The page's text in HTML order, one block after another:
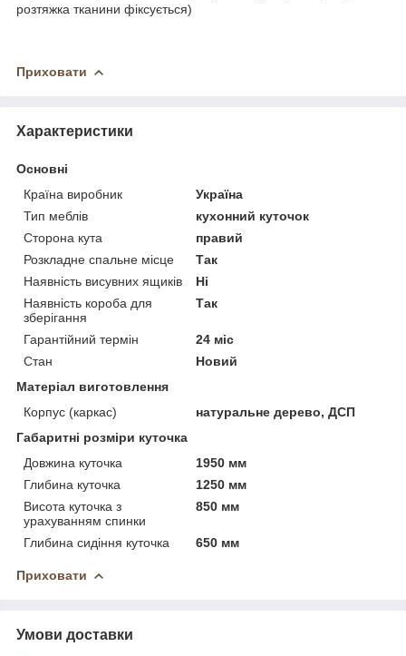
розтяжка тканини фіксується)
Приховати
Характеристики
Основні
Країна виробник
Україна
Тип меблів
кухонний куточок
Сторона кута
правий
Розкладне спальне місце
Так
Наявність висувних ящиків
Ні
Наявність короба для
зберігання
Так
Гарантійний термін
24 міс
Стан
Новий
Матеріал виготовлення
Корпус (каркас)
натуральне дерево, ДСП
Габаритні розміри куточка
Довжина куточка
1950 мм
Глибина куточка
1250 мм
Висота куточка з
урахуванням спинки
850 мм
Глибина сидіння куточка 650 мм
Приховати
Умови доставки